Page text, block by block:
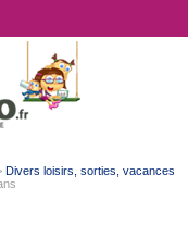
Divers loisirs, sorties, vacances